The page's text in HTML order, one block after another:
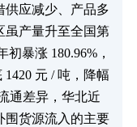
供应减少、产品多
虽产量升至全国第
暴涨 180.96%，
1420 元 / 吨，降幅
通差异，华北近
围货源流入的主要